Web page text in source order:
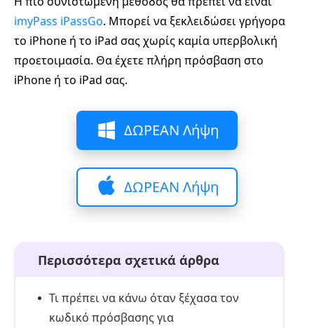
imyPass iPassGo. Μπορεί να ξεκλειδώσει γρήγορα
το iPhone ή το iPad σας χωρίς καμία υπερβολική
προετοιμασία. Θα έχετε πλήρη πρόσβαση στο
iPhone ή το iPad σας.
ΔΩΡΕΑΝ Λήψη
ΔΩΡΕΑΝ Λήψη
Περισσότερα σχετικά άρθρα
Τι πρέπει να κάνω όταν ξέχασα τον
κωδικό πρόσβασης για